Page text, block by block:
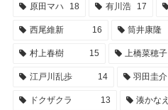
原田マハ 18 有川浩 17
西尾維新 16 筒井康隆
村上春樹 15 上橋菜穂子
江戸川乱歩 14 羽田圭介
ドクザクラ 13 湊かなえ